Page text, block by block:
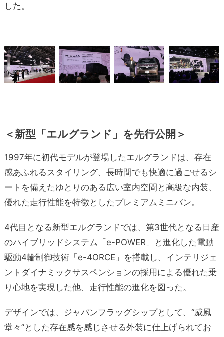
した。
＜新型「エルグランド」を先行公開＞
1997年に初代モデルが登場したエルグランドは、存在
感あふれるスタイリング、長時間でも快適に過ごせるシ
ートを備えたゆとりのある広い室内空間と高級な内装、
優れた走行性能を特徴としたプレミアムミニバン。
4代目となる新型エルグランドでは、第3世代となる日産
のハイブリッドシステム「e-POWER」と進化した電動
駆動4輪制御技術「e-4ORCE」を搭載し、インテリジェ
ントダイナミックサスペンションの採用による優れた乗
り心地を実現した他、走行性能の進化を図った。
デザインでは、ジャパンフラッグシップとして、“威風
堂々”とした存在感を感じさせる外装に仕上げられてお